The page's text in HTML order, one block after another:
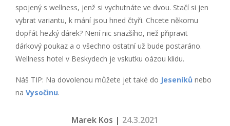
spojený s wellness, jenž si vychutnáte ve dvou. Stačí si jen
vybrat variantu, k mání jsou hned čtyři. Chcete někomu
dopřát hezký dárek? Není nic snazšího, než připravit
dárkový poukaz a o všechno ostatní už bude postaráno.
Wellness hotel v Beskydech je vskutku oázou klidu.
Náš TIP: Na dovolenou můžete jet také do Jeseníků nebo
na Vysočinu.
Marek Kos | 24.3.2021